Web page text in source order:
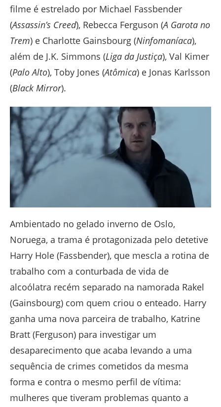
filme é estrelado por Michael Fassbender
(Assassin’s Creed), Rebecca Ferguson (A Garota no
Trem) e Charlotte Gainsbourg (Ninfomaníaca),
além de J.K. Simmons (Liga da Justiça), Val Kimer
(Palo Alto), Toby Jones (Atômica) e Jonas Karlsson
(Black Mirror).
Ambientado no gelado inverno de Oslo,
Noruega, a trama é protagonizada pelo detetive
Harry Hole (Fassbender), que mescla a rotina de
trabalho com a conturbada de vida de
alcoólatra recém separado na namorada Rakel
(Gainsbourg) com quem criou o enteado. Harry
ganha uma nova parceira de trabalho, Katrine
Bratt (Ferguson) para investigar um
desaparecimento que acaba levando a uma
sequência de crimes cometidos da mesma
forma e contra o mesmo perfil de vítima:
mulheres que tiveram problemas quanto a